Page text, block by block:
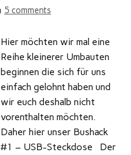
5 comments
Hier möchten wir mal eine
Reihe kleinerer Umbauten
beginnen die sich für uns
einfach gelohnt haben und
wir euch deshalb nicht
vorenthalten möchten.
Daher hier unser Bushack
#1 – USB-Steckdose Der